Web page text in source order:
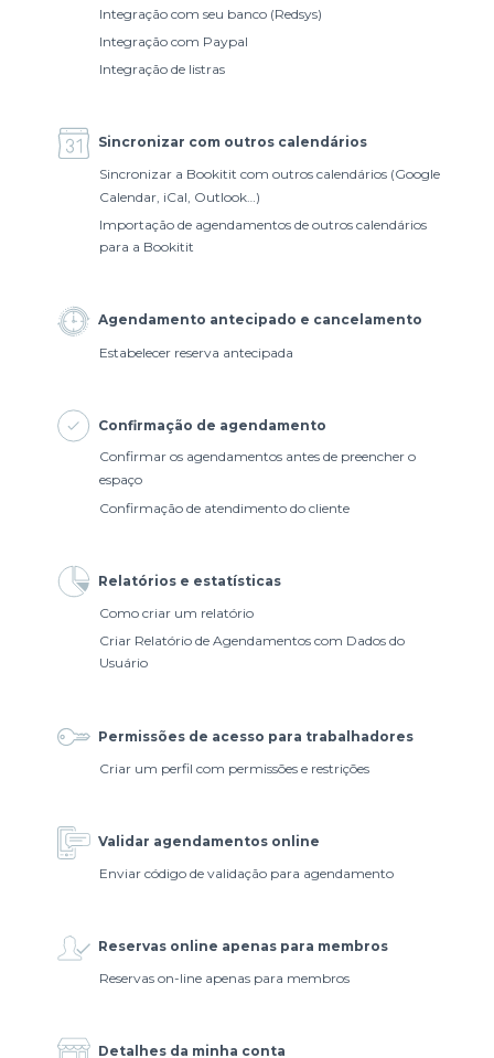
Integração com seu banco (Redsys)
Integração com Paypal
Integração de listras
Sincronizar com outros calendários
Sincronizar a Bookitit com outros calendários (Google
Calendar, iCal, Outlook…)
Importação de agendamentos de outros calendários
para a Bookitit
Agendamento antecipado e cancelamento
Estabelecer reserva antecipada
Confirmação de agendamento
Confirmar os agendamentos antes de preencher o
espaço
Confirmação de atendimento do cliente
Relatórios e estatísticas
Como criar um relatório
Criar Relatório de Agendamentos com Dados do
Usuário
Permissões de acesso para trabalhadores
Criar um perfil com permissões e restrições
Validar agendamentos online
Enviar código de validação para agendamento
Reservas online apenas para membros
Reservas on-line apenas para membros
Detalhes da minha conta